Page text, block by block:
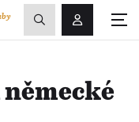
Přihlášení/
Zobrazit
vyhledávání